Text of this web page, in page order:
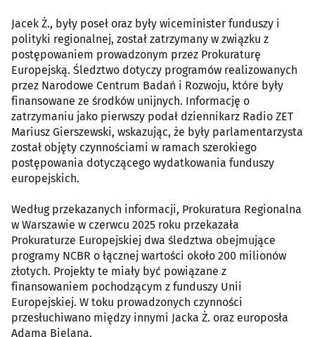
Jacek Ż., były poseł oraz były wiceminister funduszy i
polityki regionalnej, został zatrzymany w związku z
postępowaniem prowadzonym przez Prokuraturę
Europejską. Śledztwo dotyczy programów realizowanych
przez Narodowe Centrum Badań i Rozwoju, które były
finansowane ze środków unijnych. Informację o
zatrzymaniu jako pierwszy podał dziennikarz Radio ZET
Mariusz Gierszewski, wskazując, że były parlamentarzysta
został objęty czynnościami w ramach szerokiego
postępowania dotyczącego wydatkowania funduszy
europejskich.
Według przekazanych informacji, Prokuratura Regionalna
w Warszawie w czerwcu 2025 roku przekazała
Prokuraturze Europejskiej dwa śledztwa obejmujące
programy NCBR o łącznej wartości około 200 milionów
złotych. Projekty te miały być powiązane z
finansowaniem pochodzącym z funduszy Unii
Europejskiej. W toku prowadzonych czynności
przesłuchiwano między innymi Jacka Ż. oraz europosła
Adama Bielana.